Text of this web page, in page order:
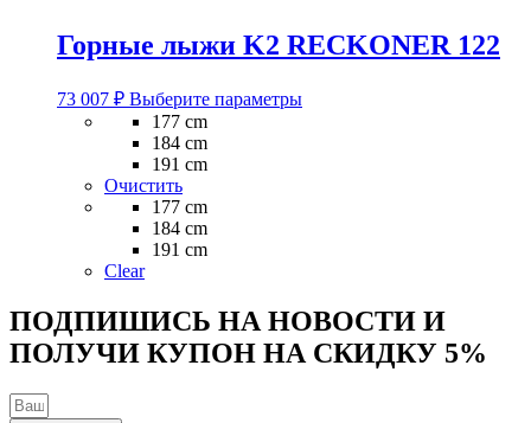
Горные лыжи K2 RECKONER 122
73 007 ₽ Выберите параметрыЭтот
товара.
177 cm
184 cm
191 cm
Очистить
177 cm
184 cm
191 cm
Clear
ПОДПИШИСЬ НА НОВОСТИ И
ПОЛУЧИ КУПОН НА СКИДКУ 5%